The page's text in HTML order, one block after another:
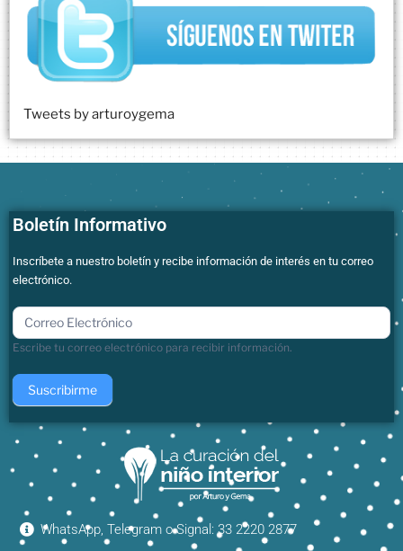
Tweets by arturoygema
Boletín Informativo
Inscríbete a nuestro boletín y recibe información de interés en tu correo
electrónico.
boletin
Escribe tu correo electrónico para recibir información.
Suscribirme
WhatsApp, Telegram o Signal: 33 2220 2877